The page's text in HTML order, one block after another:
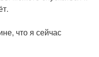
что я сейчас